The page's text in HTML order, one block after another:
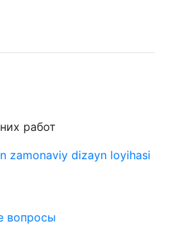
работ
zamonaviy dizayn loyihasi
вопросы